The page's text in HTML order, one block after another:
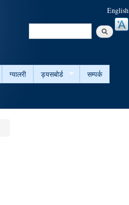
English
Search
ग्यालरी ड्यसबोर्ड
सम्पर्क